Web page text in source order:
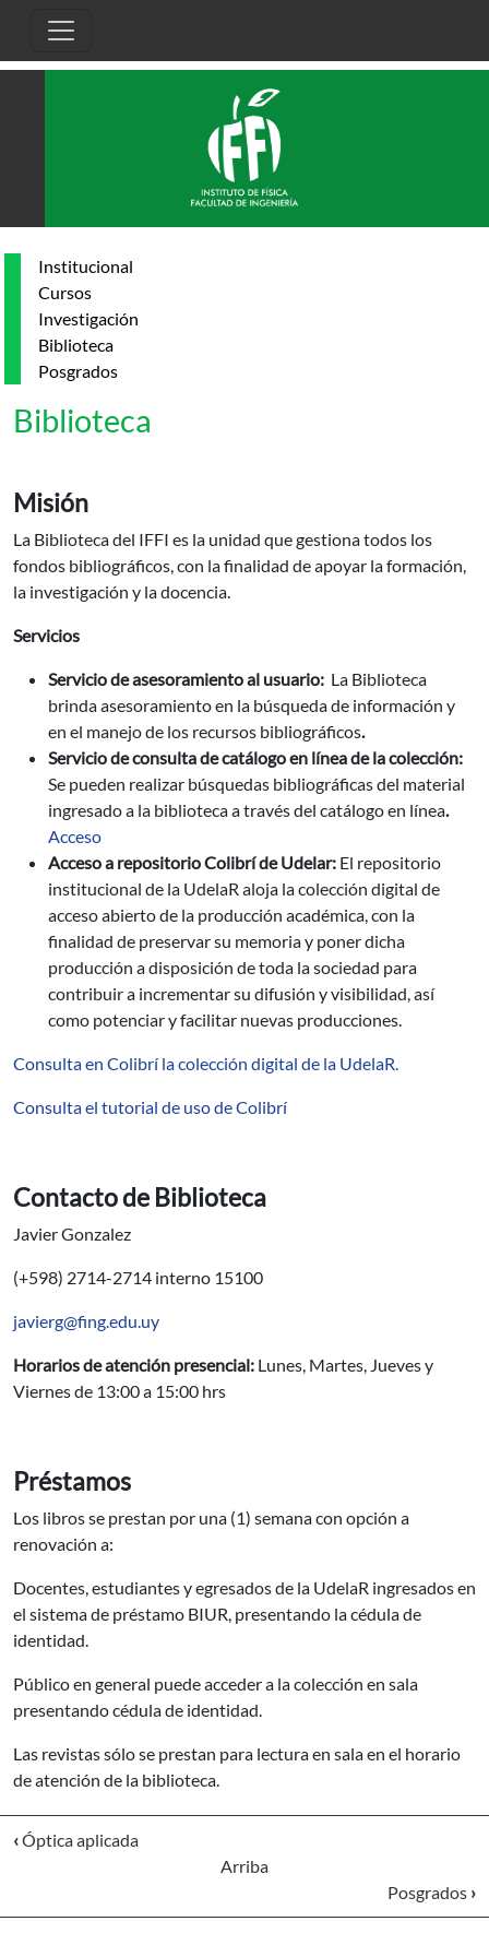
Institucional
Cursos
Investigación
Biblioteca
Posgrados
Biblioteca
Misión
La Biblioteca del IFFI es la unidad que gestiona todos los
fondos bibliográficos, con la finalidad de apoyar la formación,
la investigación y la docencia.
Servicios
Servicio de asesoramiento al usuario: La Biblioteca
brinda asesoramiento en la búsqueda de información y
en el manejo de los recursos bibliográficos.
Servicio de consulta de catálogo en línea de la colección:
Se pueden realizar búsquedas bibliográficas del material
ingresado a la biblioteca a través del catálogo en línea.
Acceso
Acceso a repositorio Colibrí de Udelar: El repositorio
institucional de la UdelaR aloja la colección digital de
acceso abierto de la producción académica, con la
finalidad de preservar su memoria y poner dicha
producción a disposición de toda la sociedad para
contribuir a incrementar su difusión y visibilidad, así
como potenciar y facilitar nuevas producciones.
Consulta en Colibrí la colección digital de la UdelaR.
Consulta el tutorial de uso de Colibrí
Contacto de Biblioteca
Javier Gonzalez
(+598) 2714-2714 interno 15100
javierg@fing.edu.uy
Horarios de atención presencial: Lunes, Martes, Jueves y
Viernes de 13:00 a 15:00 hrs
Préstamos
Los libros se prestan por una (1) semana con opción a
renovación a:
Docentes, estudiantes y egresados de la UdelaR ingresados en
el sistema de préstamo BIUR, presentando la cédula de
identidad.
Público en general puede acceder a la colección en sala
presentando cédula de identidad.
Las revistas sólo se prestan para lectura en sala en el horario
de atención de la biblioteca.
‹Óptica aplicada
Arriba
Posgrados ›